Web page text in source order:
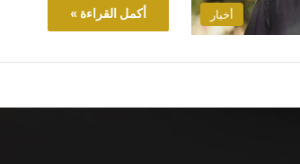
أخبار أكمل القراءة »